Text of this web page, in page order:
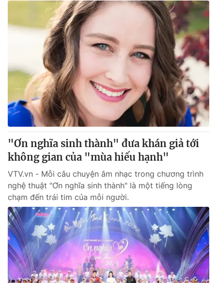
Shorts video
VTV Money VTV Thể thao
VTV Sức khoẻ Bất động sản
Thị trường 24h Tấm lòng Việt
VTV4 Vươn mình bằng AI
VTV9 VTV8
Liên hệ tòa soạn English
THỜI BÁO VTV
Theo dõi báo trên
"Ơn nghĩa sinh thành" đưa khán giả tới
không gian của "mùa hiếu hạnh"
VTV.vn - Mỗi câu chuyện âm nhạc trong chương trình
nghệ thuật "Ơn nghĩa sinh thành" là một tiếng lòng
chạm đến trái tim của mỗi người.